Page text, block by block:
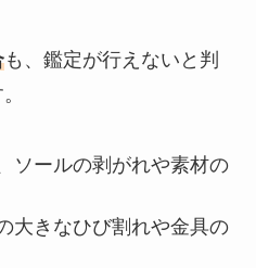
も、鑑定が行えないと判
ソールの剥がれや素材の
大きなひび割れや金具の